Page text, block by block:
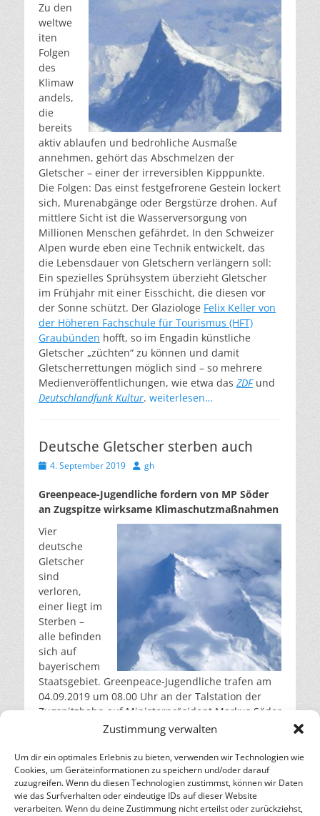
Zustimmung verwalten
Um dir ein optimales Erlebnis zu bieten, verwenden wir Technologien wie
Cookies, um Geräteinformationen zu speichern und/oder darauf
zuzugreifen. Wenn du diesen Technologien zustimmst, können wir Daten
wie das Surfverhalten oder eindeutige IDs auf dieser Website
verarbeiten. Wenn du deine Zustimmung nicht erteilst oder zurückziehst,
Zu den
weltwe
iten
Folgen
des
Klimaw
andels,
die
bereits
aktiv ablaufen und bedrohliche Ausmaße
annehmen, gehört das Abschmelzen der
Gletscher – einer der irreversiblen Kipppunkte.
Die Folgen: Das einst festgefrorene Gestein lockert
sich, Murenabgänge oder Bergstürze drohen. Auf
mittlere Sicht ist die Wasserversorgung von
Millionen Menschen gefährdet. In den Schweizer
Alpen wurde eben eine Technik entwickelt, das
die Lebensdauer von Gletschern verlängern soll:
Ein spezielles Sprühsystem überzieht Gletscher
im Frühjahr mit einer Eisschicht, die diesen vor
der Sonne schützt. Der Glaziologe Felix Keller von
der Höheren Fachschule für Tourismus (HFT)
Graubünden hofft, so im Engadin künstliche
Gletscher „züchten“ zu können und damit
Gletscherrettungen möglich sind – so mehrere
Medienveröffentlichungen, wie etwa das ZDFund
Deutschlandfunk Kultur. weiterlesen…
Deutsche Gletscher sterben auch
Veröffentlicht
4. September 2019 Autor
gh
Greenpeace-Jugendliche fordern von MP Söder
an Zugspitze wirksame Klimaschutzmaßnahmen
Vier
deutsche
Gletscher
sind
verloren,
einer liegt im
Sterben –
alle befinden
sich auf
bayerischem
Staatsgebiet. Greenpeace-Jugendliche trafen am
04.09.2019 um 08.00 Uhr an der Talstation der
Zugspitzbahn auf Ministerpräsident Markus Söder
(CSU). Mit fünf Urnen mit Gletscherschmelzwasser
effektive Maßnahmen gegen die Klimaerhitzung.
weiterlesen…